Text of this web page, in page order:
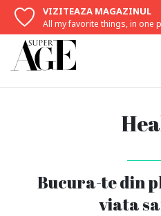
VIZITEAZA MAGAZINUL
All my favorite things, in one
Bucura-te din
viata